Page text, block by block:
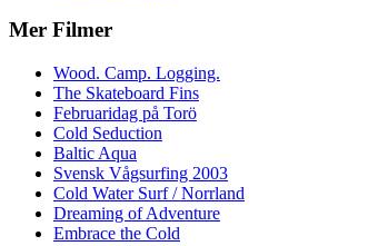
Mer Filmer
Wood. Camp. Logging.
The Skateboard Fins
Februaridag på Torö
Cold Seduction
Baltic Aqua
Svensk Vågsurfing 2003
Cold Water Surf / Norrland
Dreaming of Adventure
Embrace the Cold